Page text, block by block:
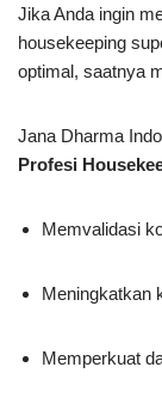
Jika Anda ingin
housekeeping
optimal, saatnya
Jana Dharma
Profesi
Memvalidasi
Meningkatkan
Memperkuat